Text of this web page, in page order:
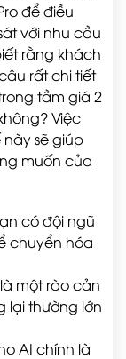
để điều
với nhu cầu
rằng khách
rất chi tiết
tầm giá 2
Việc
sẽ giúp
muốn của
có đội ngũ
chuyển hóa
một rào cản
lại thường lớn
AI chính là